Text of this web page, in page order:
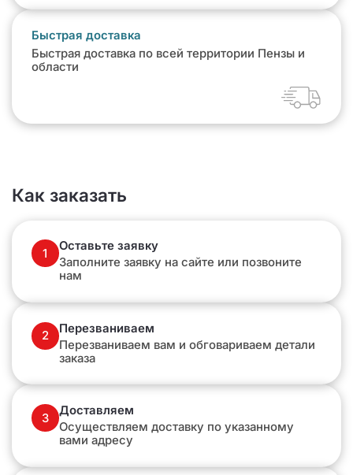
Быстрая доставка
Быстрая доставка по всей территории Пензы и
области
Как заказать
1
Оставьте заявку
Заполните заявку на сайте или позвоните
нам
2
Перезваниваем
Перезваниваем вам и обговариваем детали
заказа
3
Доставляем
Осуществляем доставку по указанному
вами адресу